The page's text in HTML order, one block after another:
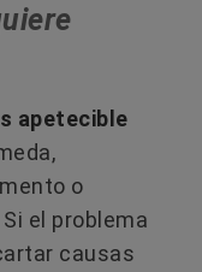
apetecible
o
el problema
causas